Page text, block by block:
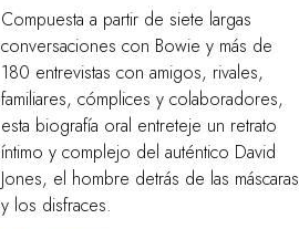
Compuesta a partir de siete largas
conversaciones con Bowie y más de
180 entrevistas con amigos, rivales,
familiares, cómplices y colaboradores,
esta biografía oral entreteje un retrato
íntimo y complejo del auténtico David
Jones, el hombre detrás de las máscaras
y los disfraces.